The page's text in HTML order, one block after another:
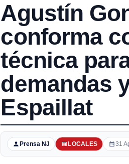
Agustín
conforma
técnica
demandas
Espaillat
Prensa NJ LOCALES 31